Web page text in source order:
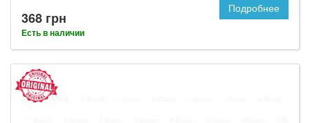
368 грн
Есть в наличии
Подробнее